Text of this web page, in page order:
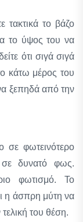
τακτικά το βάζο
το ύψος του να
ότι σιγά σιγά
κάτω μέρος του
ξεπηδά από την
φωτεινότερο
σε δυνατό φως.
φωτισμό. Το
η άσπρη μύτη να
τελική του θέση.